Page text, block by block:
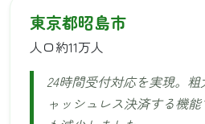
東京都昭島市
人口約11万人
24時間受付対応を実現。
ャッシュレス決済する機